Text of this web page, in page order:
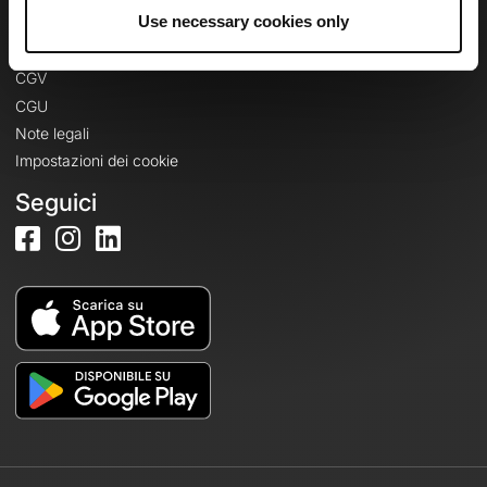
Use necessary cookies only
Informazioni legali
Informativa sulla privacy
CGV
CGU
Note legali
Impostazioni dei cookie
Seguici